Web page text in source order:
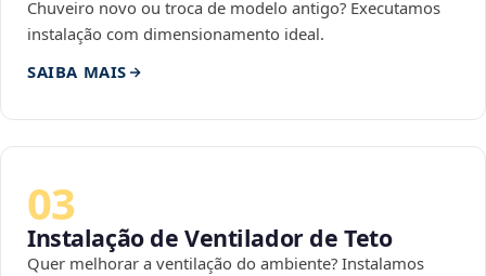
Chuveiro novo ou troca de modelo antigo? Executamos
instalação com dimensionamento ideal.
SAIBA MAIS
03
Instalação de Ventilador de Teto
Quer melhorar a ventilação do ambiente? Instalamos